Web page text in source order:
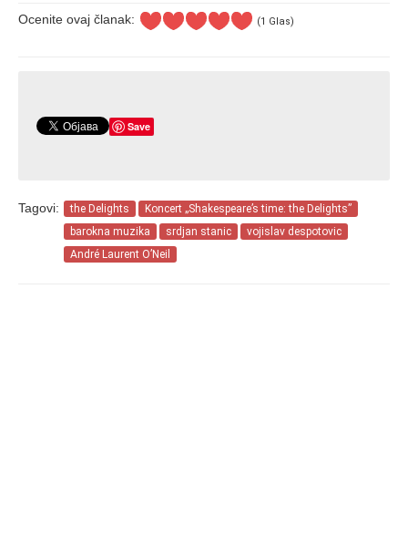
Ocenite ovaj članak: (1 Glas)
Save
Tagovi: the Delights
Koncert „Shakespeare’s time: the Delights”
barokna muzika
srdjan stanic
vojislav despotovic
André Laurent O’Neil